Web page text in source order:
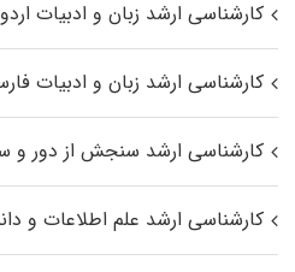
کارشناسی ارشد زبان و ادبیات اردو
کارشناسی ارشد زبان و ادبیات
کارشناسی ارشد سنجش از دور و
کارشناسی ارشد علم اطلاعات و